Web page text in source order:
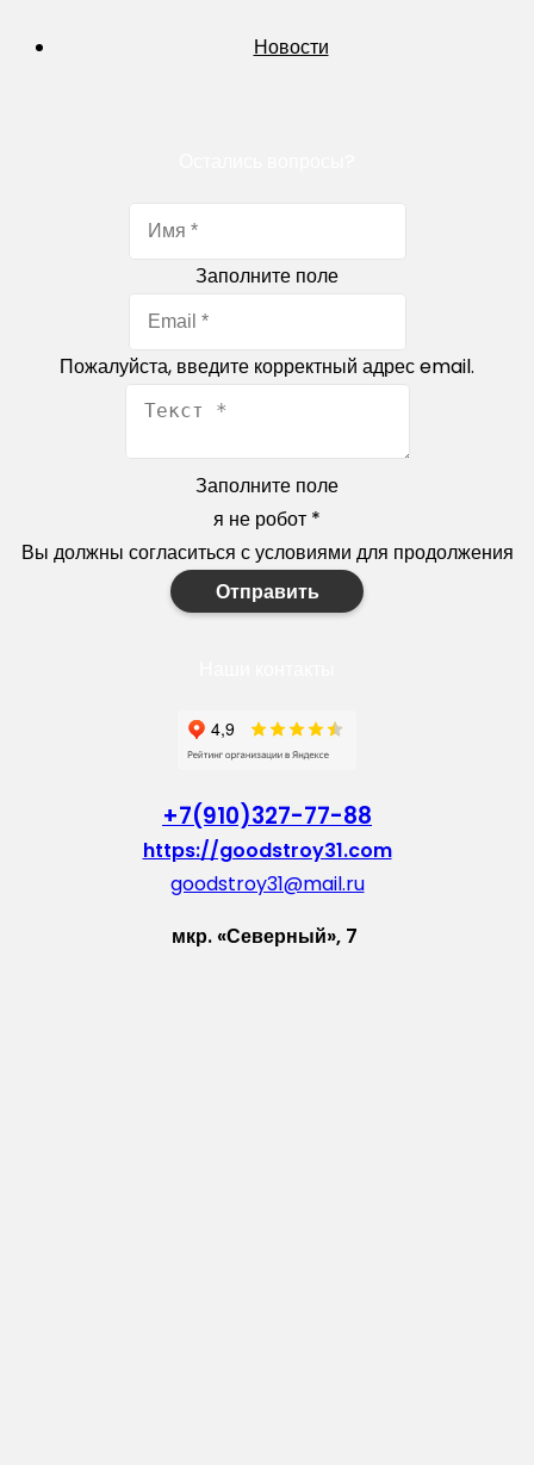
Новости
Заполните поле
Пожалуйста, введите корректный адрес email.
Заполните поле
я не робот *
Вы должны согласиться с условиями для продолжения
Отправить
+7(910)327-77-88
https://goodstroy31.com
goodstroy31@mail.ru
мкр. «Северный», 7